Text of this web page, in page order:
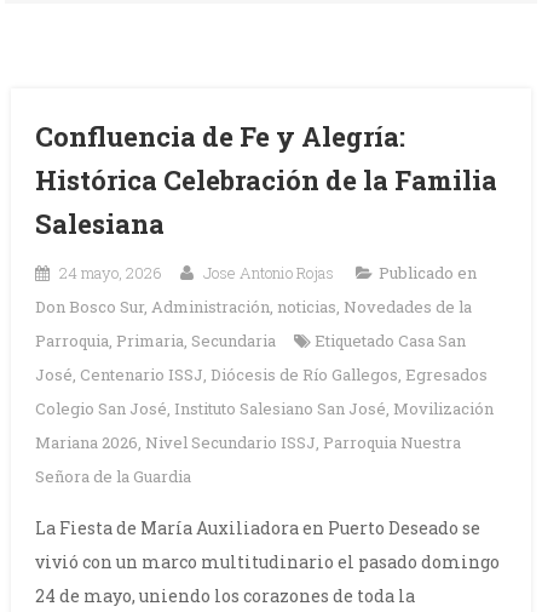
Confluencia de Fe y Alegría:
Histórica Celebración de la Familia
Salesiana
24 mayo, 2026 Jose Antonio Rojas
Publicado en
Don Bosco Sur, Administración, noticias, Novedades de la
Parroquia, Primaria, Secundaria Etiquetado Casa San
José, Centenario ISSJ, Diócesis de Río Gallegos, Egresados
Colegio San José, Instituto Salesiano San José, Movilización
Mariana 2026, Nivel Secundario ISSJ, Parroquia Nuestra
Señora de la Guardia
La Fiesta de María Auxiliadora en Puerto Deseado se
vivió con un marco multitudinario el pasado domingo
24 de mayo, uniendo los corazones de toda la